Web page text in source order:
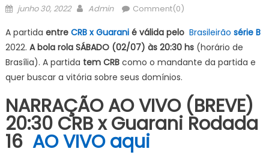
Posted
junho 30, 2022 Author
Admin Comment(0)
A partida entre CRB x Guaranié válida pelo Brasileirão série B
2022. A bola rola SÁBADO (02/07) às 20:30 hs (horário de
Brasília). A partida tem CRB como o mandante da partida e
quer buscar a vitória sobre seus domínios.
NARRAÇÃO AO VIVO (BREVE)
20:30 CRB x Guarani Rodada
16 AO VIVO aqui